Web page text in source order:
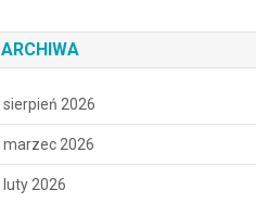
ARCHIWA
sierpień 2026
marzec 2026
luty 2026